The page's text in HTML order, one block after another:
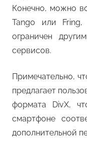
Конечно, можно
Tango или
ограничен
сервисов.
Примечательно,
предлагает
формата DivX,
смартфоне
дополнительной